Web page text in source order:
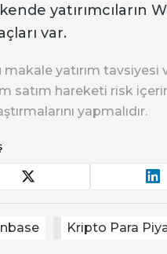
yatırımcıların
var.
makale yatırım
satım hareketi risk
yapmalıdır.
Kripto Para